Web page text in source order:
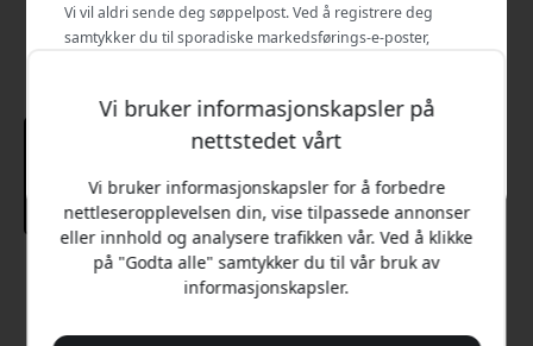
Anbefalt pris
249 NOK
Vi bruker informasjonskapsler på
nettstedet vårt
Vi bruker informasjonskapsler for å forbedre
nettleseropplevelsen din, vise tilpassede annonser
eller innhold og analysere trafikken vår. Ved å klikke
på "Godta alle" samtykker du til vår bruk av
informasjonskapsler.
Vi vil aldri sende deg søppelpost. Ved å registrere deg
samtykker du til sporadiske markedsførings-e-poster,
Nei, jeg vil heller betale full pris.